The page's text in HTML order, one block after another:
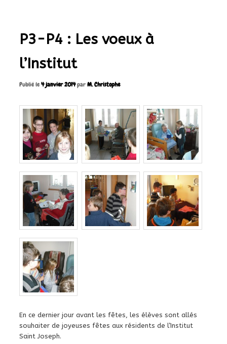
P3-P4 : Les voeux à
l’Institut
Publié le4 janvier 2014parM. Christophe
En ce dernier jour avant les fêtes, les élèves sont allés
souhaiter de joyeuses fêtes aux résidents de l’Institut
Saint Joseph.